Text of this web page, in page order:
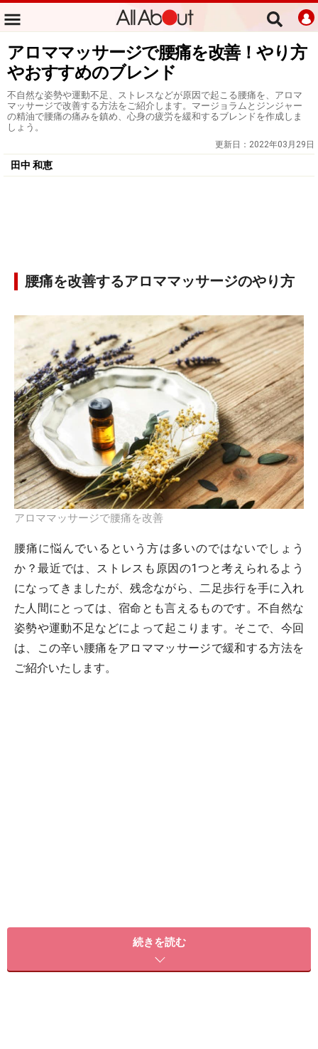
アロママッサージで腰痛を改善！やり方
やおすすめのブレンド
不自然な姿勢や運動不足、ストレスなどが原因で起こる腰痛を、アロマ
マッサージで改善する方法をご紹介します。マージョラムとジンジャー
の精油で腰痛の痛みを鎮め、心身の疲労を緩和するブレンドを作成しま
しょう。
更新日： 2022年03月29日
田中 和恵
腰痛を改善するアロママッサージのやり方
アロママッサージで腰痛を改善
腰痛に悩んでいるという方は多いのではないでしょう
か？最近では、ストレスも原因の1つと考えられるよう
になってきましたが、残念ながら、二足歩行を手に入れ
た人間にとっては、宿命とも言えるものです。不自然な
姿勢や運動不足などによって起こります。そこで、今回
は、この辛い腰痛をアロママッサージで緩和する方法を
ご紹介いたします。
＜目次＞
続きを読む